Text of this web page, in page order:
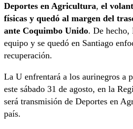
Deportes en Agricultura, el
físicas y quedó al margen del
ante Coquimbo Unido. De
equipo y se quedó en Santiago
recuperación.
La U enfrentará a los aurinegros a
este sábado 31 de agosto, en la
será transmisión de Deportes en
país.